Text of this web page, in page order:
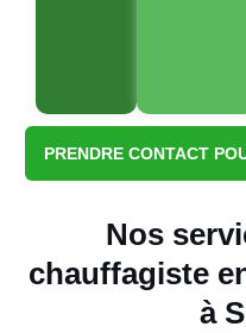
PRENDRE CONTACT
Nos
chauffagiste
à